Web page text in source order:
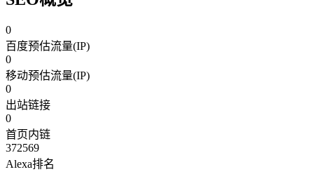
0
百度预估流量(IP)
0
移动预估流量(IP)
0
出站链接
0
首页内链
372569
Alexa排名